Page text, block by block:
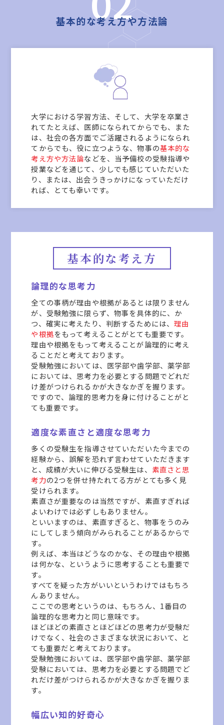
基本的な考え方や方法論
大学における学習方法、そして、大学を卒業さ
れてたとえば、医師になられてからでも、また
は、社会の各方面でご活躍されるようになられ
てからでも、役に立つような、物事の基本的な
考え方や方法論などを、当予備校の受験指導や
授業などを通じて、少しでも感じていただいた
り、または、出会うきっかけになっていただけ
れば、とても幸いです。
基本的な考え方
論理的な思考力
全ての事柄が理由や根拠があるとは限りません
が、受験勉強に限らず、物事を具体的に、か
つ、確実に考えたり、判断するためには、理由
や根拠をもって考えることがとても重要です。
理由や根拠をもって考えることが論理的に考え
ることだと考えております。
受験勉強においては、医学部や歯学部、薬学部
においては、思考力を必要とする問題でどれだ
け差がつけられるかが大きなかぎを握ります。
ですので、論理的思考力を身に付けることがと
ても重要です。
適度な素直さと適度な思考力
多くの受験生を指導させていただいた今までの
経験から、誤解を恐れず言わせていただきます
と、成績が大いに伸びる受験生は、 素直さと思
考力の2つを併せ持たれてる方がとても多く見
受けられます。
素直さが重要なのは当然ですが、素直すぎれば
よいわけでは必ずしもありません。
といいますのは、素直すぎると、物事をうのみ
にしてしまう傾向がみられることがあるからで
す。
例えば、本当はどうなのかな、その理由や根拠
は何かな、というように思考することも重要で
す。
すべてを疑った方がいいというわけではもちろ
んありません。
ここでの思考というのは、もちろん、1番目の
論理的な思考力と同じ意味です。
ほどほどの素直さとほどほどの思考力が受験だ
けでなく、社会のさまざまな状況において、と
ても重要だと考えております。
受験勉強においては、医学部や歯学部、薬学部
受験においては、思考力を必要とする問題でど
れだけ差がつけられるかが大きなかぎを握りま
す。
幅広い知的好奇心